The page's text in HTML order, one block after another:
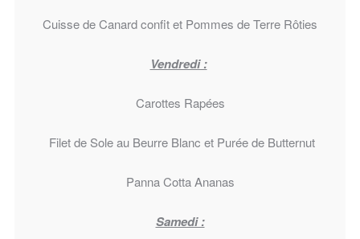
Cuisse de Canard confit et Pommes de Terre Rôties
Vendredi :
Carottes Rapées
Filet de Sole au Beurre Blanc et Purée de Butternut
Panna Cotta Ananas
Samedi :